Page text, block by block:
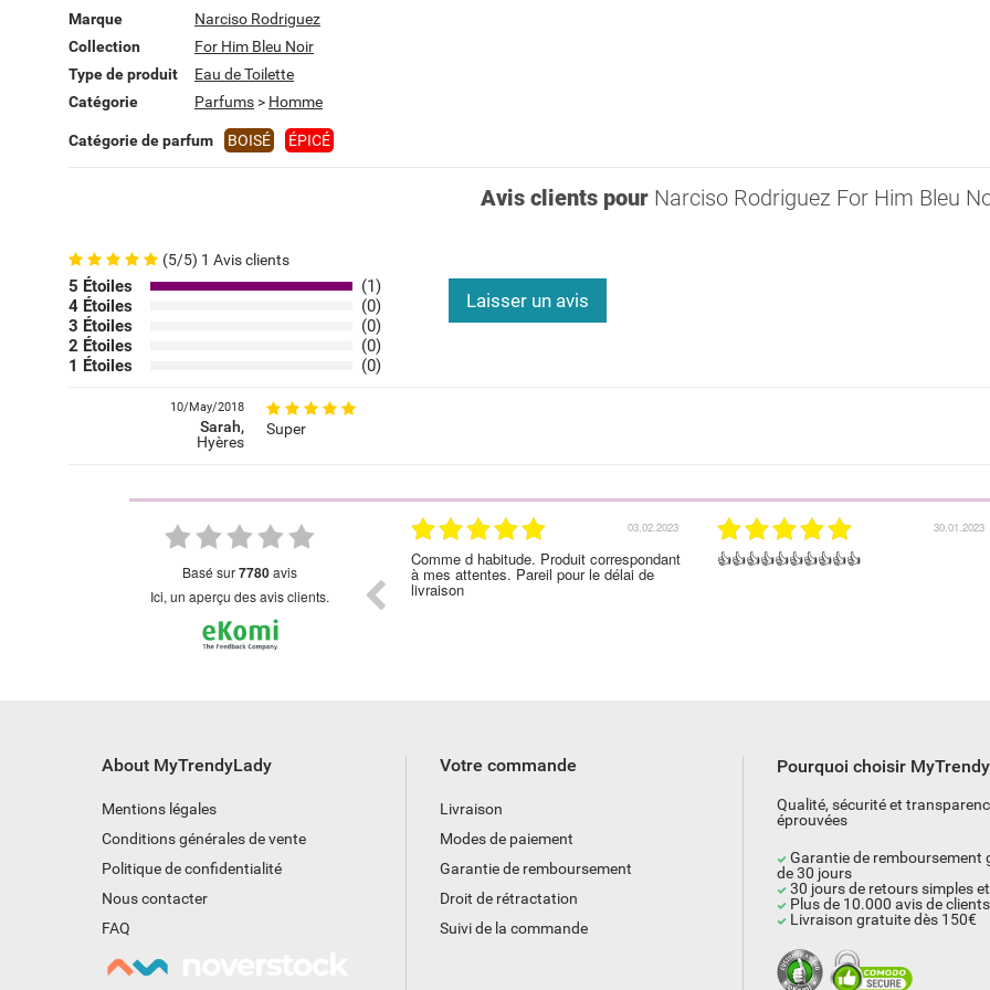
Marque
Narciso Rodriguez
Collection
For Him Bleu Noir
Type de produit
Eau de Toilette
Catégorie
Parfums > Homme
Catégorie de parfum BOISÉ ÉPICÉ
Avis clients pour Narciso Rodriguez For Him Bleu
(5/5) 1 Avis clients
5 Étoiles
(1)
4 Étoiles
(0)
3 Étoiles
(0)
2 Étoiles
(0)
1 Étoiles
(0)
Laisser un avis
10/May/2018
Sarah,
Hyères
Super
basé sur7780avis
Ici, un aperçu des avis clients.
24.02.2023
satisfaisant. Produits souvent en rupture.
Comme d habitude. Produit correspondant
à mes attentes. Pareil pour le délai de
livraison
👍👍👍👍👍👍👍👍👍👍
About MyTrendyLady
Mentions légales
Conditions générales de vente
Politique de confidentialité
Nous contacter
FAQ
Votre commande
Livraison
Modes de paiement
Garantie de remboursement
Droit de rétractation
Suivi de la commande
Pourquoi choisir
Qualité, sécurité et
éprouvées
Garantie de remboursement
de 30 jours
30 jours de retours simples
Plus de 10.000 avis de
Livraison gratuite dès 150€